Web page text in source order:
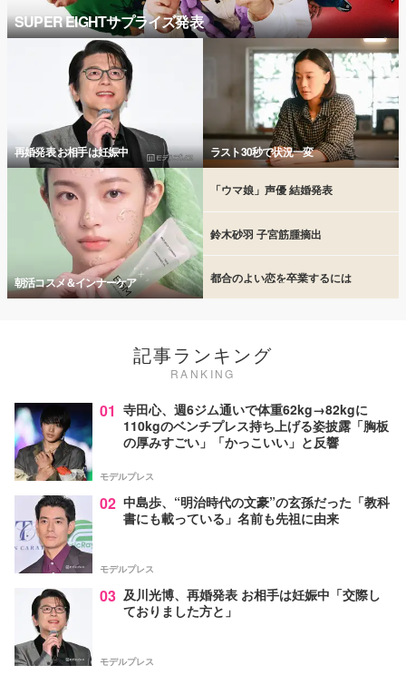
SUPER EIGHTサプライズ発表
再婚発表 お相手は妊娠中 ラスト30秒で状況一変
朝活コスメ＆インナーケア
「ウマ娘」声優 結婚発表
鈴木砂羽 子宮筋腫摘出
都合のよい恋を卒業するには
記事ランキング
RANKING
01 寺田心、週6ジム通いで体重62kg→82kgに
110kgのベンチプレス持ち上げる姿披露「胸板
の厚みすごい」「かっこいい」と反響
モデルプレス
02 中島歩、“明治時代の文豪”の玄孫だった「教科
書にも載っている」名前も先祖に由来
モデルプレス
03 及川光博、再婚発表 お相手は妊娠中「交際し
ておりました方と」
モデルプレス